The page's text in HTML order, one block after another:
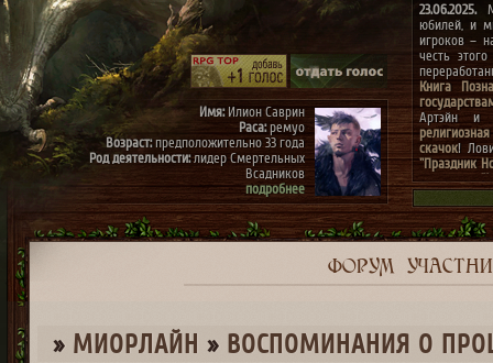
23.06.2025.
юбилей, и
игроков –
честь
Книга
Артэйн и
скачок!
"Праздник
конкурсах
архиве"(до
к
Имя:Илион Саврин
Раса:ремуо
Возраст:предположительно 33 года
Род деятельности:лидер Смертельных
Всадников
подробнее
Имя:Тэрис
Раса:ремуо
Возраст:предположительно 30 лет
подробнее
ФОРУМ
» МИОРЛАЙН » ВОСПОМИНАНИЯ О